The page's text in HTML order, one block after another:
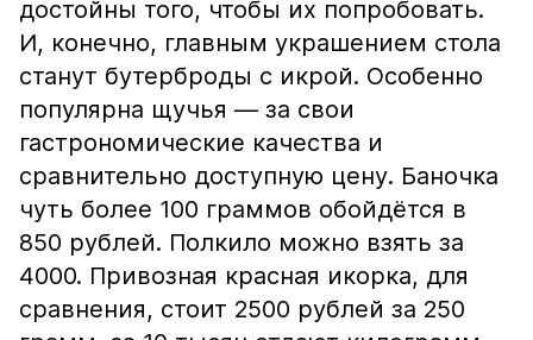
достойны того, чтобы их попробовать.
И, конечно, главным украшением стола
станут бутерброды с икрой. Особенно
популярна щучья — за свои
гастрономические качества и
сравнительно доступную цену. Баночка
чуть более 100 граммов обойдётся в
850 рублей. Полкило можно взять за
4000. Привозная красная икорка, для
сравнения, стоит 2500 рублей за 250